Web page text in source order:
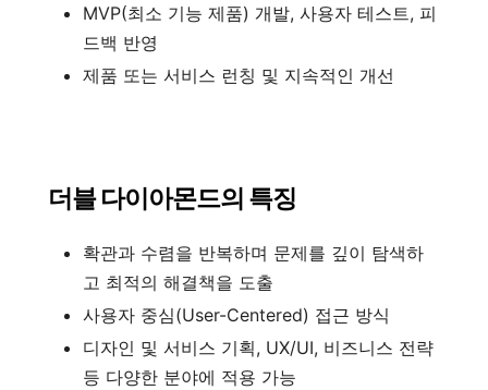
MVP(최소 기능 제품) 개발, 사용자 테스트, 피
드백 반영
제품 또는 서비스 런칭 및 지속적인 개선
더블 다이아몬드의 특징
확관과 수렴을 반복하며 문제를 깊이 탐색하
고 최적의 해결책을 도출
사용자 중심(User-Centered) 접근 방식
디자인 및 서비스 기획, UX/UI, 비즈니스 전략
등 다양한 분야에 적용 가능